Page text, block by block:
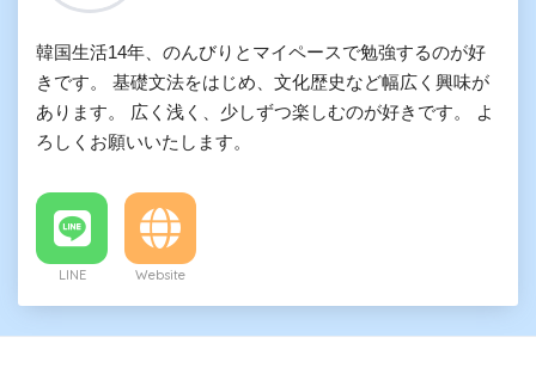
韓国生活14年、のんびりとマイペースで勉強するのが好
きです。 基礎文法をはじめ、文化歴史など幅広く興味が
あります。 広く浅く、少しずつ楽しむのが好きです。 よ
ろしくお願いいたします。
LINE Website